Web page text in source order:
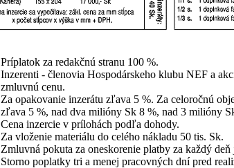
Príplatok za redakčnú stranu 100 %.
Inzerenti - členovia Hospodárskeho klubu NEF a
zmluvnú cenu.
Za opakovanie inzerátu zľava 5 %. Za celoročnú
zľava 5 %, nad dva milióny Sk 8 %, nad 3 milióny
Cena inzercie v prílohách podľa dohody.
Za vloženie materiálu do celého nákladu 50 tis. Sk.
Zmluvná pokuta za oneskorenie platby za každý
Storno poplatky tri a menej pracovných dní pred